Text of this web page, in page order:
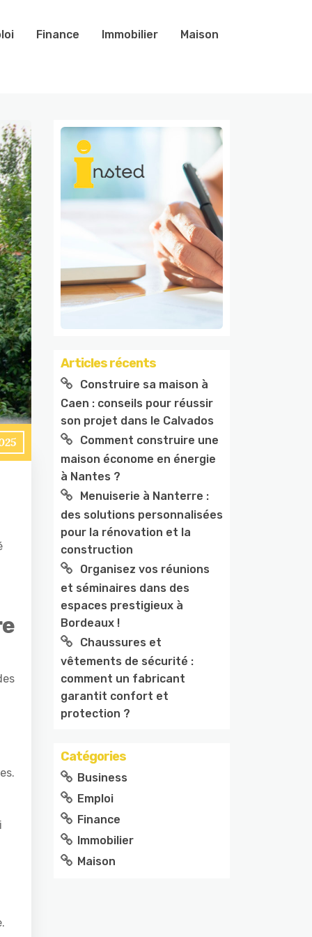
Finance Immobilier Maison
Articles récents
Construire sa maison à
Caen : conseils pour réussir
son projet dans le Calvados
Comment construire une
maison économe en énergie
à Nantes ?
Menuiserie à Nanterre :
des solutions personnalisées
pour la rénovation et la
construction
Organisez vos réunions
et séminaires dans des
espaces prestigieux à
Bordeaux !
Chaussures et
vêtements de sécurité :
comment un fabricant
garantit confort et
protection ?
Catégories
Business
Emploi
Finance
Immobilier
Maison